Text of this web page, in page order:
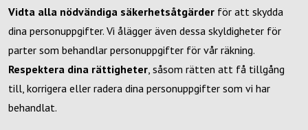
Vidta alla nödvändiga säkerhetsåtgärder för att skydda
dina personuppgifter. Vi ålägger även dessa skyldigheter för
parter som behandlar personuppgifter för vår räkning.
Respektera dina rättigheter, såsom rätten att få tillgång
till, korrigera eller radera dina personuppgifter som vi har
behandlat.